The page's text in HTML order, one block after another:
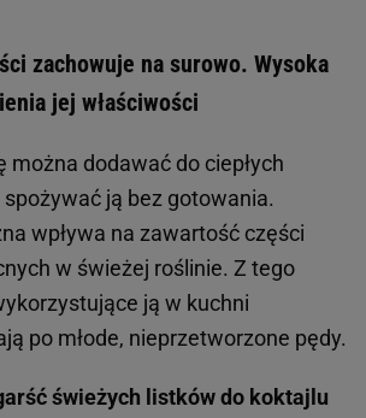
zachowuje na surowo. Wysoka
jej właściwości
można dodawać do ciepłych
ją bez gotowania.
wpływa na zawartość części
w świeżej roślinie. Z tego
ją w kuchni
po młode, nieprzetworzone pędy.
świeżych listków do koktajlu